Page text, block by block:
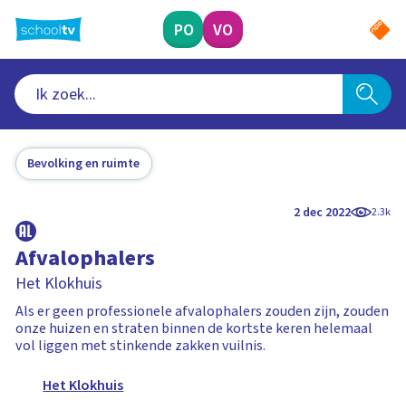
naar
hoofdinhoud
PO VO
Bevolking en ruimte
2 dec 2022 2.3k
Afvalophalers
Het Klokhuis
Als er geen professionele afvalophalers zouden zijn, zouden
onze huizen en straten binnen de kortste keren helemaal
vol liggen met stinkende zakken vuilnis.
Het Klokhuis